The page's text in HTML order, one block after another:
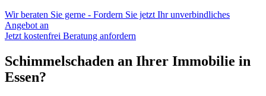
Wir beraten Sie gerne - Fordern Sie jetzt Ihr unverbindliches
Angebot an
Jetzt kostenfrei Beratung anfordern
Schimmelschaden an Ihrer Immobilie in
Essen?